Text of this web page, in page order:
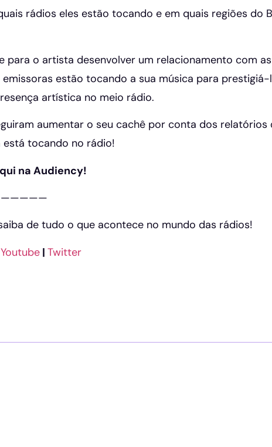
rádios eles estão tocando e em quais regiões do
para o artista desenvolver um relacionamento com
estão tocando a sua música para prestigiá-
artística no meio rádio.
aumentar o seu cachê por conta dos relatórios
está tocando no rádio!
na Audiency!
de tudo o que acontece no mundo das rádios!
Youtube | Twitter